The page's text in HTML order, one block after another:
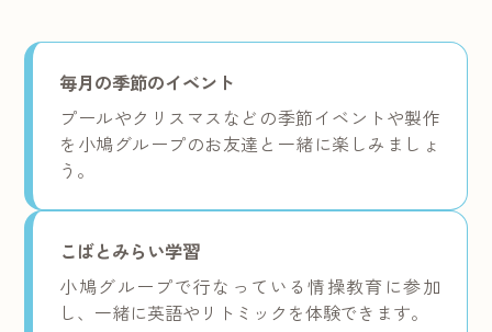
毎月の季節のイベント
プールやクリスマスなどの季節イベントや製作
を小鳩グループのお友達と一緒に楽しみましょ
う。
こばとみらい学習
小鳩グループで行なっている情操教育に参加
し、一緒に英語やリトミックを体験できます。